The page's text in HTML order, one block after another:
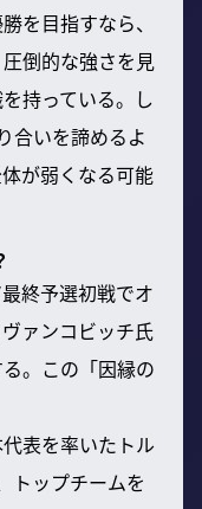
を目指すなら、
倒的な強さを見
持っている。し
合いを諦めるよ
が弱くなる可能
終予選初戦でオ
ァンコビッチ氏
。この「因縁の
表を率いたトル
トップチームを